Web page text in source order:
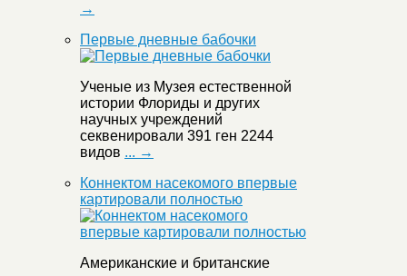
→
Первые дневные бабочки
Ученые из Музея естественной
истории Флориды и других
научных учреждений
секвенировали 391 ген 2244
видов ... →
Коннектом насекомого впервые
картировали полностью
Американские и британские